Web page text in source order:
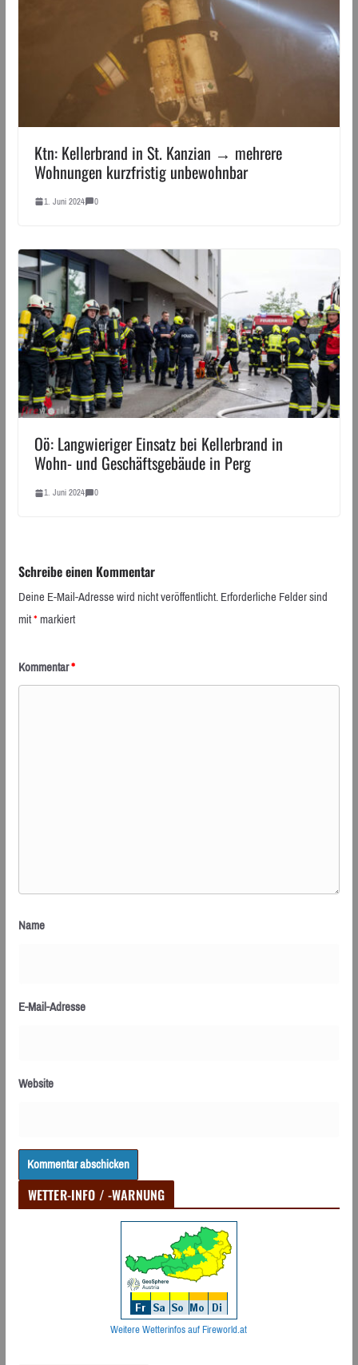
Ktn: Kellerbrand in St. Kanzian → mehrere
Wohnungen kurzfristig unbewohnbar
1. Juni 2024 0
Oö: Langwieriger Einsatz bei Kellerbrand in
Wohn- und Geschäftsgebäude in Perg
1. Juni 2024 0
Schreibe einen Kommentar
Deine E-Mail-Adresse wird nicht veröffentlicht.Erforderliche Felder sind
mit*markiert
Kommentar*
Name
E-Mail-Adresse
Website
WETTER-INFO / -WARNUNG
Weitere Wetterinfos auf Fireworld.at